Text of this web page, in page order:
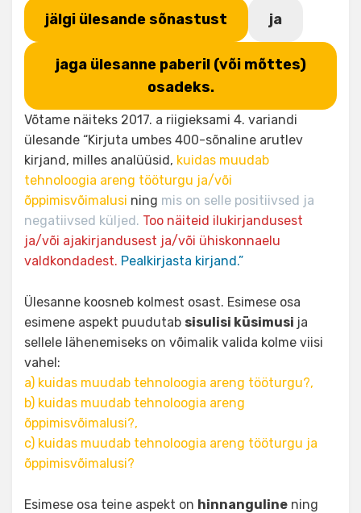
jälgi ülesande sõnastust ja
jaga ülesanne paberil (või mõttes)
osadeks.
Võtame näiteks 2017. a riigieksami 4. variandi
ülesande “Kirjuta umbes 400-sõnaline arutlev
kirjand, milles analüüsid, kuidas muudab
tehnoloogia areng tööturgu ja/või
õppimisvõimalusi ning mis on selle positiivsed ja
negatiivsed küljed. Too näiteid ilukirjandusest
ja/või ajakirjandusest ja/või ühiskonnaelu
valdkondadest. Pealkirjasta kirjand.”
Ülesanne koosneb kolmest osast. Esimese osa
esimene aspekt puudutab sisulisi küsimusi ja
sellele lähenemiseks on võimalik valida kolme viisi
vahel:
a) kuidas muudab tehnoloogia areng tööturgu?,
b) kuidas muudab tehnoloogia areng
õppimisvõimalusi?,
c) kuidas muudab tehnoloogia areng tööturgu ja
õppimisvõimalusi?
Esimese osa teine aspekt on hinnanguline ning